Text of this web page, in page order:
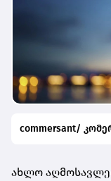
commersant/
ახლო